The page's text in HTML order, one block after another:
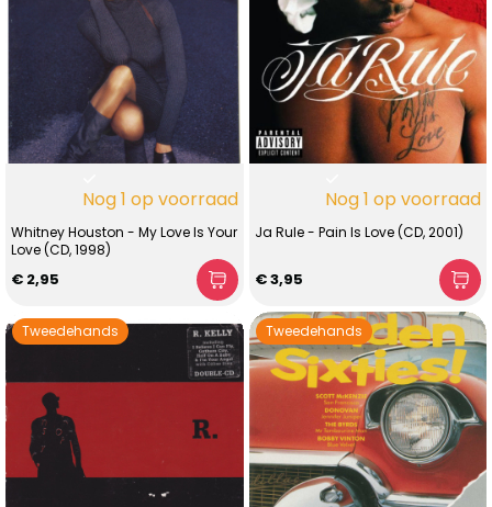
Nog 1 op voorraad
Whitney Houston - My Love Is Your
Love (CD, 1998)
€ 2,95
Nog 1 op voorraad
Ja Rule - Pain Is Love (CD, 2001)
€ 3,95
Tweedehands Tweedehands